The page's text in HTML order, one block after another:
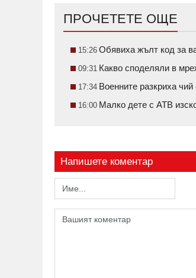
ПРОЧЕТЕТЕ ОЩЕ
15:26 Обявиха жълт код за
09:31 Какво споделяли в
17:34 Военните разкриха
16:00 Малко дете с АТВ
Напишете коментар